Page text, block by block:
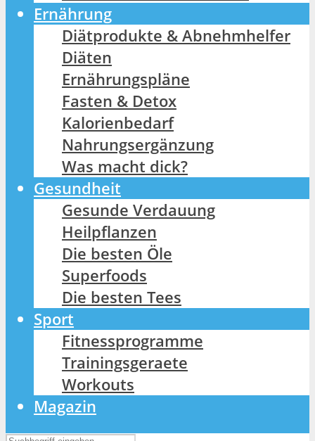
Ernährung
Diätprodukte & Abnehmhelfer
Diäten
Ernährungspläne
Fasten & Detox
Kalorienbedarf
Nahrungsergänzung
Was macht dick?
Gesundheit
Gesunde Verdauung
Heilpflanzen
Die besten Öle
Superfoods
Die besten Tees
Sport
Fitnessprogramme
Trainingsgeraete
Workouts
Magazin